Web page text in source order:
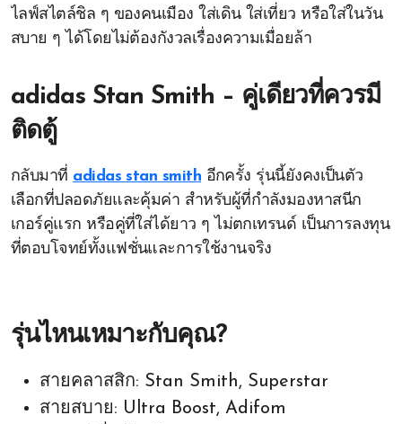
ไลฟ์สไตล์ชิล ๆ ของคนเมือง ใส่เดิน ใส่เที่ยว หรือใส่ในวัน
สบาย ๆ ได้โดยไม่ต้องกังวลเรื่องความเมื่อยล้า
adidas Stan Smith – คู่เดียวที่ควรมี
ติดตู้
กลับมาที่ adidas stan smith อีกครั้ง รุ่นนี้ยังคงเป็นตัว
เลือกที่ปลอดภัยและคุ้มค่า สำหรับผู้ที่กำลังมองหาสนีก
เกอร์คู่แรก หรือคู่ที่ใส่ได้ยาว ๆ ไม่ตกเทรนด์ เป็นการลงทุน
ที่ตอบโจทย์ทั้งแฟชั่นและการใช้งานจริง
รุ่นไหนเหมาะกับคุณ?
สายคลาสสิก: Stan Smith, Superstar
สายสบาย: Ultra Boost, Adifom